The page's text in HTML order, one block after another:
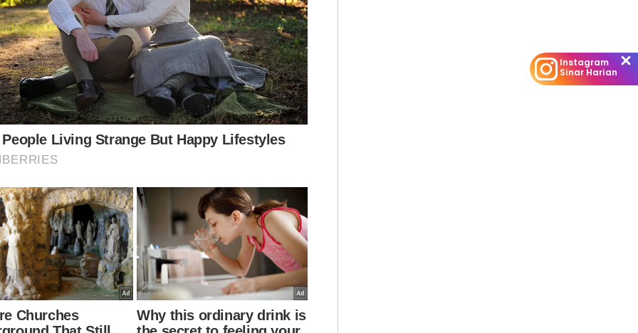
itu, ketika mempengerusikan Mesyuarat
Perumahan Mampu Milik Negara (MPMMN)
baru ini, Perdana Menteri juga meminta Bank
melihat kembali model pembiayaan
pinjaman untuk B40 dan M40
rumah program perumahan rakyat (PPR)
rumah mampu milik.
Ismail Sabri, semua pihak perlu memainkan
supaya sasaran Satu Keluarga Satu
dapat direalisasikan.
beberapa inisiatif lain yang sedang dan
Instagram
Sinar Harian